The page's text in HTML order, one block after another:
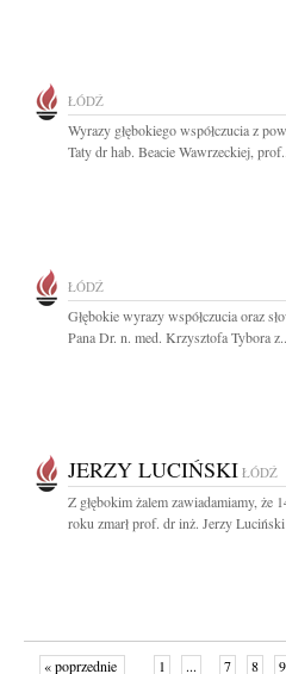
ŁÓDŹ
Wyrazy głębokiego współczucia z
Taty dr hab. Beacie Wawrzeckiej,
ŁÓDŹ
Głębokie wyrazy współczucia oraz
Pana Dr. n. med. Krzysztofa Tybora
JERZY LUCIŃSKI ŁÓDŹ
Z głębokim żalem zawiadamiamy, że
roku zmarł prof. dr inż. Jerzy
« poprzednie 1 ... 7 8 9